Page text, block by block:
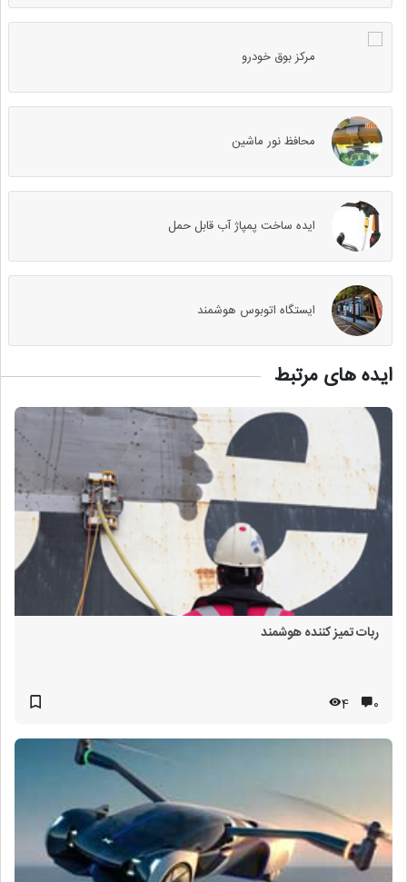
مرکز بوق خودرو
محافظ نور ماشین
ایده ساخت پمپاژ آب قابل حمل
ایستگاه اتوبوس هوشمند
ایده های مرتبط
ربات تمیز کننده هوشمند
۰ 4